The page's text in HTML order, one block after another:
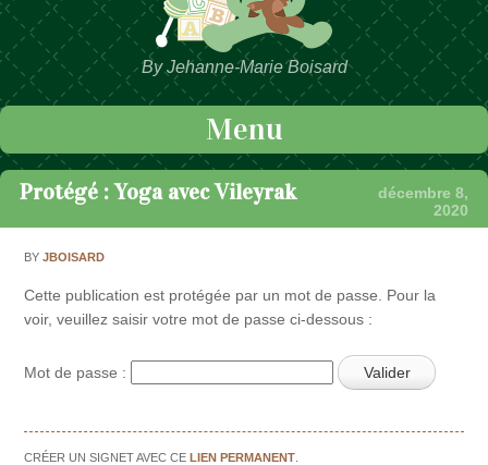
By Jehanne-Marie Boisard
Menu
Passer au contenu
Protégé : Yoga avec Vileyrak
décembre 8,
2020
BYJBOISARD
Cette publication est protégée par un mot de passe. Pour la
voir, veuillez saisir votre mot de passe ci-dessous :
Mot de passe :
CRÉER UN SIGNET AVEC CELIEN PERMANENT